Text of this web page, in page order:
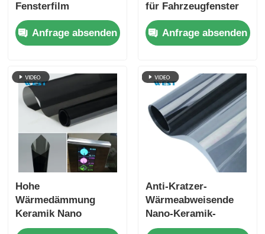
Fensterfilm
Schlagfestigkeit
Hautsicherheit
Innenraumschutz
Anfrage absenden
für Fahrzeugfenster
Selbstklebstoff mit
ultraklarer Sicht
Anfrage absenden
Hohe
Wärmedämmung
Keramik Nano
Fensterfarbe
Anti-Kratzer-
Wärmeabweisende
Nano-Keramik-
Solarfolie UV-Schutz